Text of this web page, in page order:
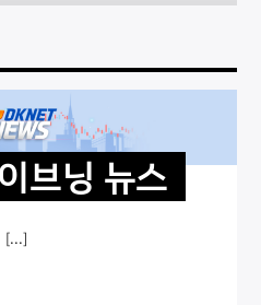
브닝 뉴스
[...]